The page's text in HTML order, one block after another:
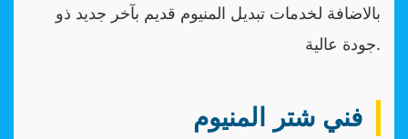
بالاضافة لخدمات تبديل المنيوم قديم بآخر جديد ذو
جودة عالية.
فني شتر المنيوم